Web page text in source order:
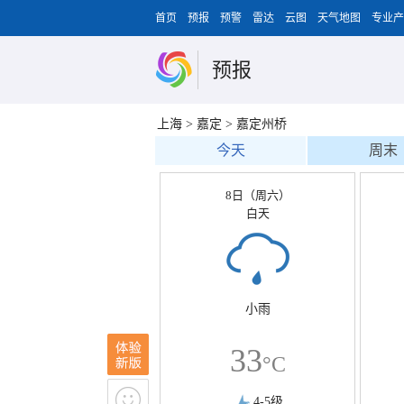
首页 预报 预警 雷达 云图 天气地图 专业
预报
上海 > 嘉定 > 嘉定州桥
今天 周末
8日（周六）
白天
小雨
33°C